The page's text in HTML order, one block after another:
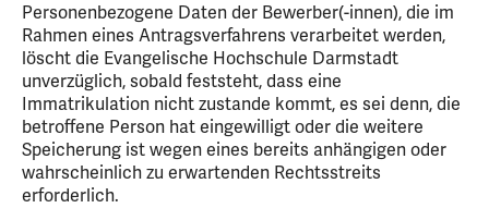
Personenbezogene Daten der Bewerber(-innen), die im
Rahmen eines Antragsverfahrens verarbeitet werden,
löscht die Evangelische Hochschule Darmstadt
unverzüglich, sobald feststeht, dass eine
Immatrikulation nicht zustande kommt, es sei denn, die
betroffene Person hat eingewilligt oder die weitere
Speicherung ist wegen eines bereits anhängigen oder
wahrscheinlich zu erwartenden Rechtsstreits
erforderlich.